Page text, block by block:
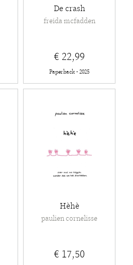
De crash
freida mcfadden
€ 22,99
Paperback - 2025
Hèhè
paulien cornelisse
€ 17,50